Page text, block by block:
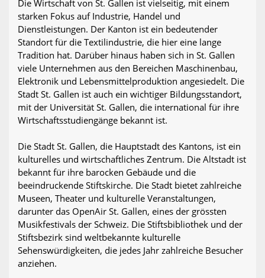
Die Wirtschaft von St. Gallen ist vielseitig, mit einem
starken Fokus auf Industrie, Handel und
Dienstleistungen. Der Kanton ist ein bedeutender
Standort für die Textilindustrie, die hier eine lange
Tradition hat. Darüber hinaus haben sich in St. Gallen
viele Unternehmen aus den Bereichen Maschinenbau,
Elektronik und Lebensmittelproduktion angesiedelt. Die
Stadt St. Gallen ist auch ein wichtiger Bildungsstandort,
mit der Universität St. Gallen, die international für ihre
Wirtschaftsstudiengänge bekannt ist.
Die Stadt St. Gallen, die Hauptstadt des Kantons, ist ein
kulturelles und wirtschaftliches Zentrum. Die Altstadt ist
bekannt für ihre barocken Gebäude und die
beeindruckende Stiftskirche. Die Stadt bietet zahlreiche
Museen, Theater und kulturelle Veranstaltungen,
darunter das OpenAir St. Gallen, eines der grössten
Musikfestivals der Schweiz. Die Stiftsbibliothek und der
Stiftsbezirk sind weltbekannte kulturelle
Sehenswürdigkeiten, die jedes Jahr zahlreiche Besucher
anziehen.